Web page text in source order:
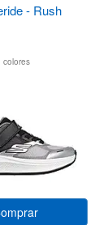
- Rush
colores